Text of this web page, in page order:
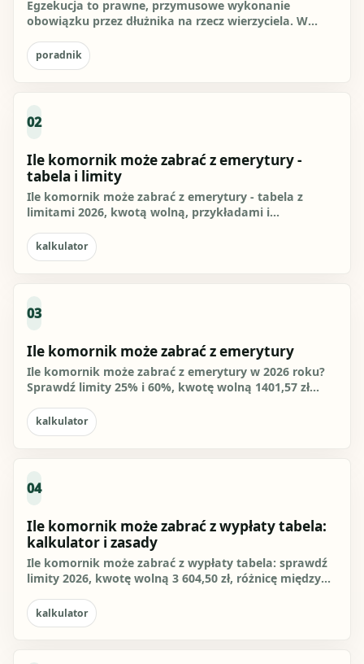
Egzekucja to prawne, przymusowe wykonanie
obowiązku przez dłużnika na rzecz wierzyciela. W
poradnik
02
Ile komornik może zabrać z emerytury -
tabela i limity
Ile komornik może zabrać z emerytury - tabela z
limitami 2026, kwotą wolną, przykładami i
kalkulator
03
Ile komornik może zabrać z emerytury
Ile komornik może zabrać z emerytury w 2026 roku?
Sprawdź limity 25% i 60%, kwotę wolną 1401,57 zł
kalkulator
04
Ile komornik może zabrać z wypłaty tabela:
kalkulator i zasady
Ile komornik może zabrać z wypłaty tabela: sprawdź
limity 2026, kwotę wolną 3 604,50 zł, różnicę między
kalkulator